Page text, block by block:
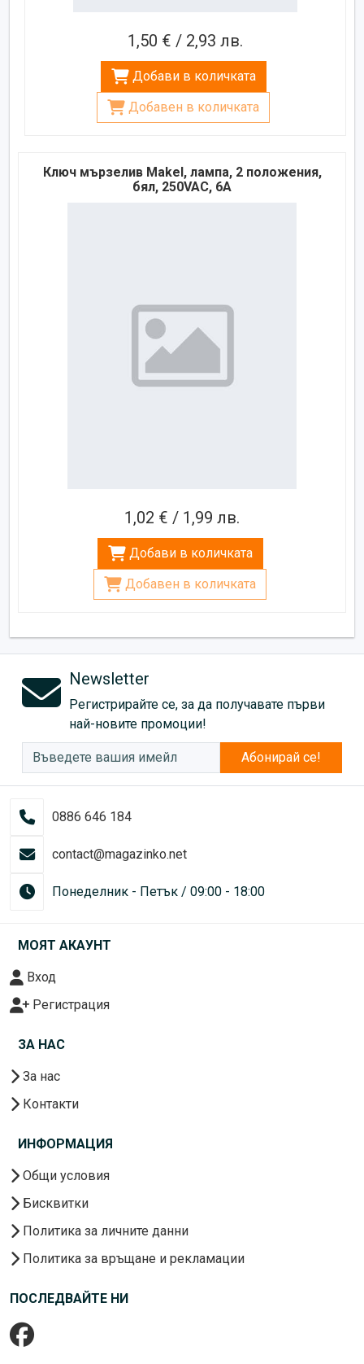
1,50 € / 2,93 лв.
Добави в количката
Добавен в количката
Ключ мързелив Makel, лампа, 2 положения,
бял, 250VAC, 6A
1,02 € / 1,99 лв.
Добави в количката
Добавен в количката
Newsletter
Регистрирайте се, за да получавате първи
най-новите промоции!
Абонирай се!
0886 646 184
contact@magazinko.net
Понеделник - Петък / 09:00 - 18:00
МОЯТ АКАУНТ
Вход
Регистрация
ЗА НАС
За нас
Контакти
ИНФОРМАЦИЯ
Общи условия
Бисквитки
Политика за личните данни
Политика за връщане и рекламации
ПОСЛЕДВАЙТЕ НИ